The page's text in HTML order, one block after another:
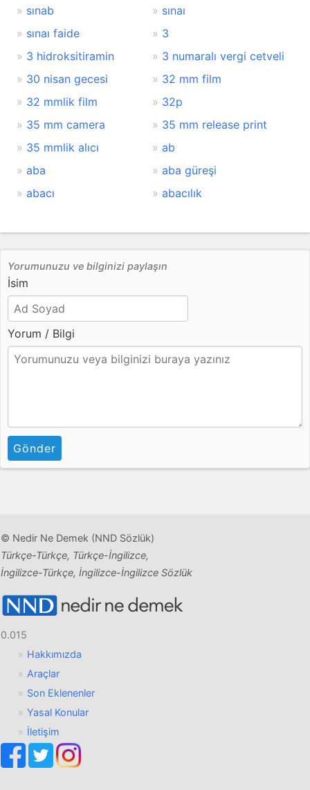
sınab
sınaı
sınaı faide
3
3 hidroksitiramin
3 numaralı vergi cetveli
30 nisan gecesi
32 mm film
32 mmlik film
32p
35 mm camera
35 mm release print
35 mmlik alıcı
ab
aba
aba güreşi
abacı
abacılık
Yorumunuzu ve bilginizi paylaşın
İsim
Yorum / Bilgi
Gönder
© Nedir Ne Demek (NND Sözlük)
Türkçe-Türkçe, Türkçe-İngilizce,
İngilizce-Türkçe, İngilizce-İngilizce Sözlük
0.015
Hakkımızda
Araçlar
Son Eklenenler
Yasal Konular
İletişim